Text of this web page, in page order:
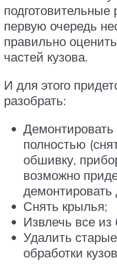
подготовительные
первую очередь
правильно
частей кузова.
И для этого
разобрать:
полностью
обшивку,
возможно
демонтировать
Снять крылья;
Извлечь все из
Удалить
обработки